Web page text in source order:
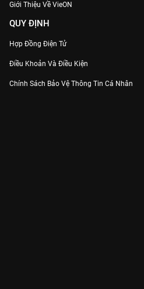
Giới Thiệu Về VieON
QUY ĐỊNH
Hợp Đồng Điện Tử
Điều Khoản Và Điều Kiện
Chính Sách Bảo Vệ Thông Tin Cá Nhân